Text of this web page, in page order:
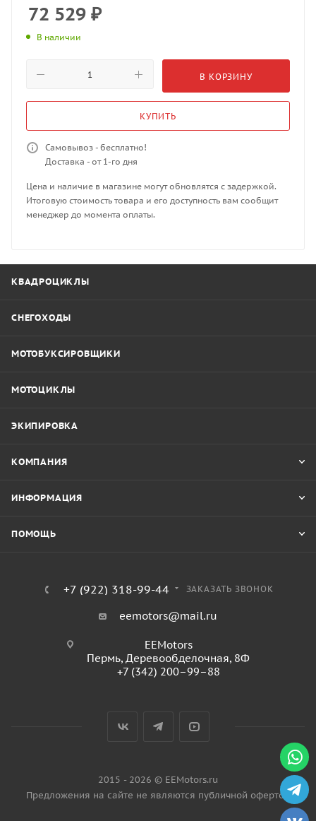
72 529 ₽
В наличии
В КОРЗИНУ
КУПИТЬ
Самовывоз - бесплатно!
Доставка - от 1-го дня
Цена и наличие в магазине могут обновлятся с задержкой.
Итоговую стоимость товара и его доступность вам сообщит
менеджер до момента оплаты.
КВАДРОЦИКЛЫ
СНЕГОХОДЫ
МОТОБУКСИРОВЩИКИ
МОТОЦИКЛЫ
ЭКИПИРОВКА
КОМПАНИЯ
ИНФОРМАЦИЯ
ПОМОЩЬ
+7 (922) 318-99-44 ЗАКАЗАТЬ ЗВОНОК
eemotors@mail.ru
EEMotors
Пермь, Деревообделочная, 8Ф
+7 (342) 200–99–88
2015 - 2026 © EEMotors.ru
Предложения на сайте не являются публичной офертой